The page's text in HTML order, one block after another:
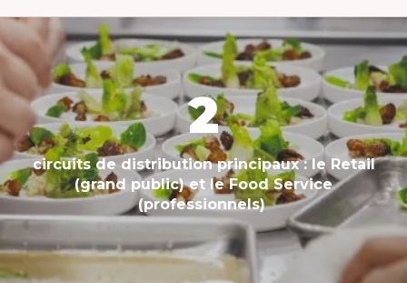
2
circuits de distribution principaux : le Retail
(grand public) et le Food Service
(professionnels)